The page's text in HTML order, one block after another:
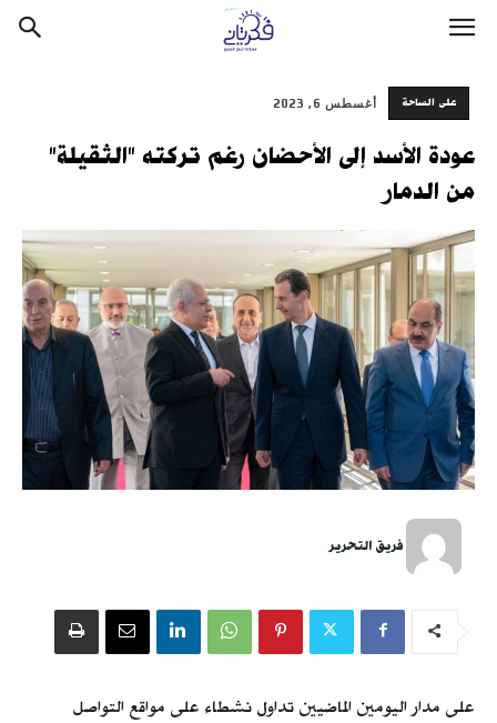
على الساحة أغسطس 6, 2023
عودة الأسد إلى الأحضان رغم تركته "الثقيلة"
من الدمار
فريق التحرير
على مدار اليومين الماضيين تداول نشطاء على مواقع التواصل